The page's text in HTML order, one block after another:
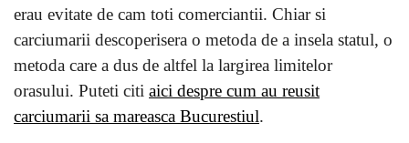
erau evitate de cam toti comerciantii. Chiar si
carciumarii descoperisera o metoda de a insela statul, o
metoda care a dus de altfel la largirea limitelor
orasului. Puteti citi aici despre cum au reusit
carciumarii sa mareasca Bucurestiul.